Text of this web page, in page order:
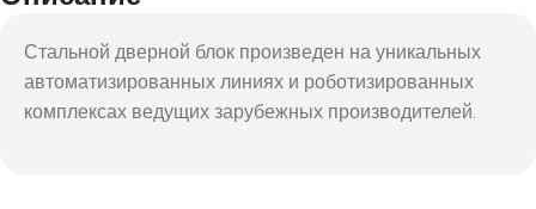
Стальной дверной блок произведен на уникальных
автоматизированных линиях и роботизированных
комплексах ведущих зарубежных производителей.